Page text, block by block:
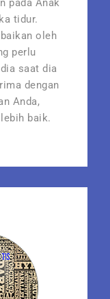
pada Anak
tidur.
oleh
perlu
saat dia
dengan
Anda,
baik.